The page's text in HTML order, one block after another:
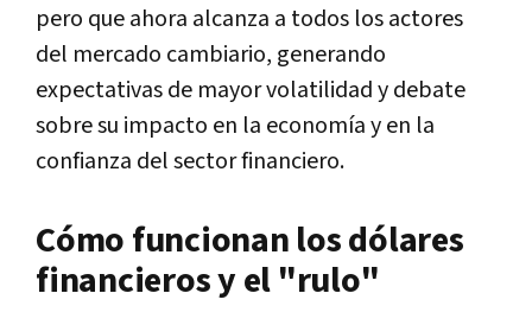
pero que ahora alcanza a todos los actores
del mercado cambiario, generando
expectativas de mayor volatilidad y debate
sobre su impacto en la economía y en la
confianza del sector financiero.
Cómo funcionan los dólares
financieros y el "rulo"